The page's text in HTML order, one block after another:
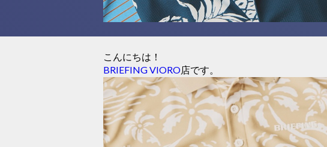
こんにちは！
BRIEFING VIORO店です。